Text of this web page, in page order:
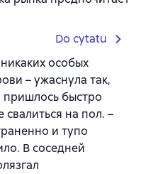
Do cytatu
особых
– ужаснула так,
пришлось быстро
свалиться на пол. –
и тупо
В соседней